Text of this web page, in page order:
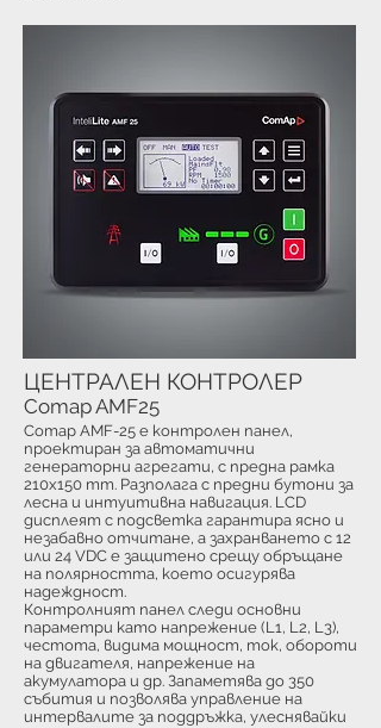
Comap AMF-25 е контролен панел,
проектиран за автоматични
генераторни агрегати, с предна рамка
210x150 mm. Разполага с предни бутони за
лесна и интуитивна навигация. LCD
дисплеят с подсветка гарантира ясно и
незабавно отчитане, а захранването с 12
или 24 VDC е защитено срещу обръщане
на полярността, което осигурява
надеждност.
Контролният панел следи основни
параметри като напрежение (L1, L2, L3),
честота, видима мощност, ток, обороти
на двигателя, напрежение на
акумулатора и др. Запаметява до 350
събития и позволява управление на
интервалите за поддръжка, улеснявайки
ЦЕНТРАЛЕН КОНТРОЛЕР
Comap AMF25